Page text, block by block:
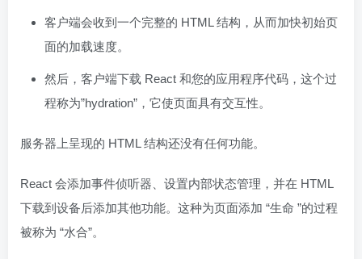
客户端会收到一个完整的 HTML 结构，从而加快初始页
面的加载速度。
然后，客户端下载 React 和您的应用程序代码，这个过
程称为”hydration”，它使页面具有交互性。
服务器上呈现的 HTML 结构还没有任何功能。
React 会添加事件侦听器、设置内部状态管理，并在 HTML
下载到设备后添加其他功能。这种为页面添加 “生命 ”的过程
被称为 “水合”。